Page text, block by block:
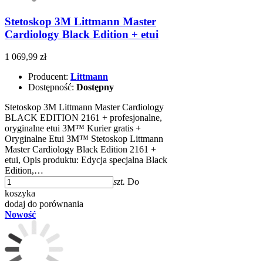
Stetoskop 3M Littmann Master
Cardiology Black Edition + etui
1 069,99 zł
Producent: Littmann
Dostępność: Dostępny
Stetoskop 3M Littmann Master Cardiology
BLACK EDITION 2161 + profesjonalne,
oryginalne etui 3M™ Kurier gratis +
Oryginalne Etui 3M™ Stetoskop Littmann
Master Cardiology Black Edition 2161 +
etui, Opis produktu: Edycja specjalna Black
Edition,…
szt. Do
koszyka
dodaj do porównania
Nowość